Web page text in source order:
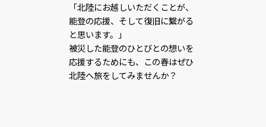
「北陸にお越しいただくことが、
能登の応援、そして復旧に繋がる
と思います。」
被災した能登のひとびとの想いを
応援するためにも、この春はぜひ
北陸へ旅をしてみませんか？